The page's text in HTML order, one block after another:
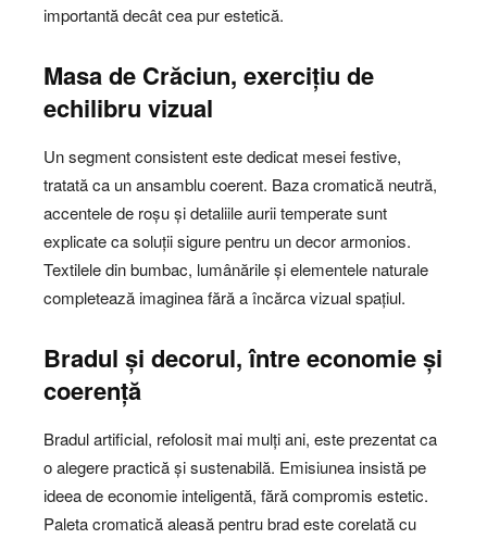
importantă decât cea pur estetică.
Masa de Crăciun, exercițiu de
echilibru vizual
Un segment consistent este dedicat mesei festive,
tratată ca un ansamblu coerent. Baza cromatică neutră,
accentele de roșu și detaliile aurii temperate sunt
explicate ca soluții sigure pentru un decor armonios.
Textilele din bumbac, lumânările și elementele naturale
completează imaginea fără a încărca vizual spațiul.
Bradul și decorul, între economie și
coerență
Bradul artificial, refolosit mai mulți ani, este prezentat ca
o alegere practică și sustenabilă. Emisiunea insistă pe
ideea de economie inteligentă, fără compromis estetic.
Paleta cromatică aleasă pentru brad este corelată cu